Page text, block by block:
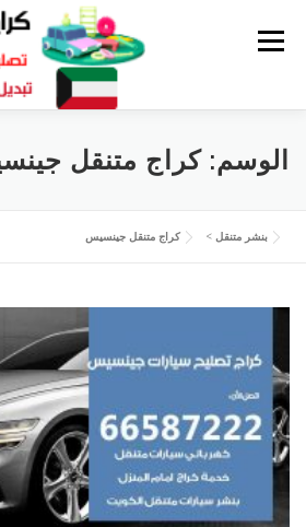
القائمة
بنشر الكويت كراج متنقلالوسم:كراج متنقل
بنشر متنقل > كراج متنقل جينسيس